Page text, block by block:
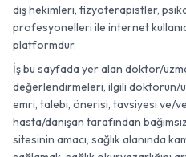
diş hekimleri, fizyoterapistler,
profesyonelleri ile internet
platformdur.
İş bu sayfada yer alan doktor/
değerlendirmeleri, ilgili doktorun/
emri, talebi, önerisi, tavsiyesi ve/
hasta/danışan tarafından
sitesinin amacı, sağlık alanında